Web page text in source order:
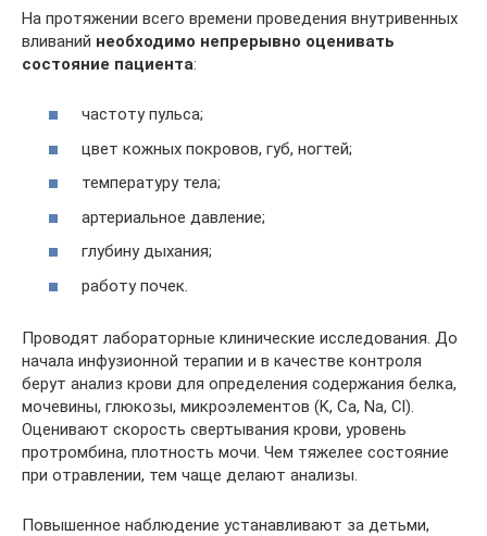
На протяжении всего времени проведения внутривенных
вливаний необходимо непрерывно оценивать
состояние пациента:
частоту пульса;
цвет кожных покровов, губ, ногтей;
температуру тела;
артериальное давление;
глубину дыхания;
работу почек.
Проводят лабораторные клинические исследования. До
начала инфузионной терапии и в качестве контроля
берут анализ крови для определения содержания белка,
мочевины, глюкозы, микроэлементов (K, Ca, Na, Cl).
Оценивают скорость свертывания крови, уровень
протромбина, плотность мочи. Чем тяжелее состояние
при отравлении, тем чаще делают анализы.
Повышенное наблюдение устанавливают за детьми,